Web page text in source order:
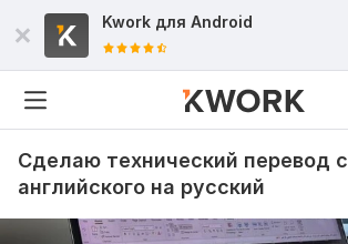
Kwork для Android
Сделаю технический перевод с
английского на русский